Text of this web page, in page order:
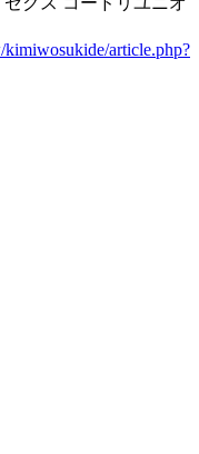
article.php?